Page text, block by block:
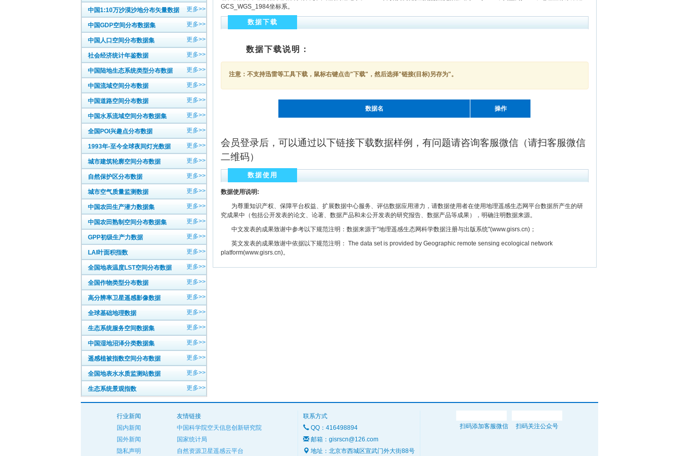
中国1:10万沙漠沙地分布矢量数据 更多>>
中国GDP空间分布数据集 更多>>
中国人口空间分布数据集 更多>>
社会经济统计年鉴数据 更多>>
中国陆地生态系统类型分布数据 更多>>
中国流域空间分布数据 更多>>
中国道路空间分布数据 更多>>
中国水系流域空间分布数据集 更多>>
全国POI兴趣点分布数据 更多>>
1993年-至今全球夜间灯光数据 更多>>
城市建筑轮廓空间分布数据 更多>>
自然保护区分布数据 更多>>
城市空气质量监测数据 更多>>
中国农田生产潜力数据集 更多>>
中国农田熟制空间分布数据集 更多>>
GPP初级生产力数据 更多>>
LAI叶面积指数 更多>>
全国地表温度LST空间分布数据 更多>>
全国作物类型分布数据 更多>>
高分辨率卫星遥感影像数据 更多>>
全球基础地理数据 更多>>
生态系统服务空间数据集 更多>>
中国湿地沼泽分类数据集 更多>>
遥感植被指数空间分布数据 更多>>
全国地表水水质监测站数据 更多>>
生态系统景观指数 更多>>
GCS_WGS_1984坐标系。
数据下载
数据下载说明：
注意：不支持迅雷等工具下载，鼠标右键点击"下载"，然后选择"链接(目标)另存为"。
数据名 操作
会员登录后，可以通过以下链接下载数据样例，有问题请咨询客服微信（请扫客服微信
二维码）
数据使用
数据使用说明:
为尊重知识产权、保障平台权益、扩展数据中心服务、评估数据应用潜力，请数据使用者在使用地理遥感生态网平台数据所产生的研
究成果中（包括公开发表的论文、论著、数据产品和未公开发表的研究报告、数据产品等成果），明确注明数据来源。
中文发表的成果致谢中参考以下规范注明：数据来源于"地理遥感生态网科学数据注册与出版系统"(www.gisrs.cn)；
英文发表的成果致谢中依据以下规范注明： The data set is provided by Geographic remote sensing ecological network
platform(www.gisrs.cn)。
行业新闻
国内新闻
国外新闻
隐私声明
友情链接
中国科学院空天信息创新研究院
国家统计局
自然资源卫星遥感云平台
联系方式
QQ：416498894
邮箱：gisrscn@126.com
地址：北京市西城区宣武门外大街88号
扫码添加客服微信 扫码关注公众号